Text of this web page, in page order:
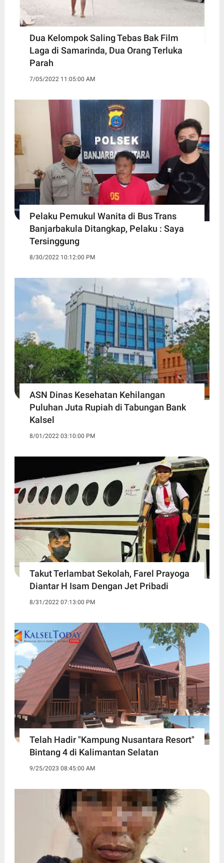
Dua Kelompok Saling Tebas Bak Film
Laga di Samarinda, Dua Orang Terluka
Parah
7/05/2022 11:05:00 AM
Pelaku Pemukul Wanita di Bus Trans
Banjarbakula Ditangkap, Pelaku : Saya
Tersinggung
8/30/2022 10:12:00 PM
ASN Dinas Kesehatan Kehilangan
Puluhan Juta Rupiah di Tabungan Bank
Kalsel
8/01/2022 03:10:00 PM
Takut Terlambat Sekolah, Farel Prayoga
Diantar H Isam Dengan Jet Pribadi
8/31/2022 07:13:00 PM
Telah Hadir "Kampung Nusantara Resort"
Bintang 4 di Kalimantan Selatan
9/25/2023 08:45:00 AM